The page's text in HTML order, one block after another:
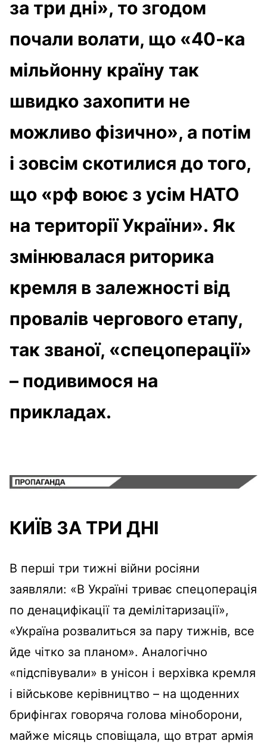
за три дні», то згодом
почали волати, що «40-ка
мільйонну країну так
швидко захопити не
можливо фізично», а потім
і зовсім скотилися до того,
що «рф воює з усім НАТО
на території України». Як
змінювалася риторика
кремля в залежності від
провалів чергового етапу,
так званої, «спецоперації»
– подивимося на
прикладах.
КИЇВ ЗА ТРИ ДНІ
В перші три тижні війни росіяни
заявляли: «В Україні триває спецоперація
по денацифікації та демілітаризації»,
«Україна розвалиться за пару тижнів, все
йде чітко за планом». Аналогічно
«підспівували» в унісон і верхівка кремля
і військове керівництво – на щоденних
брифінгах говоряча голова міноборони,
майже місяць сповіщала, що втрат армія